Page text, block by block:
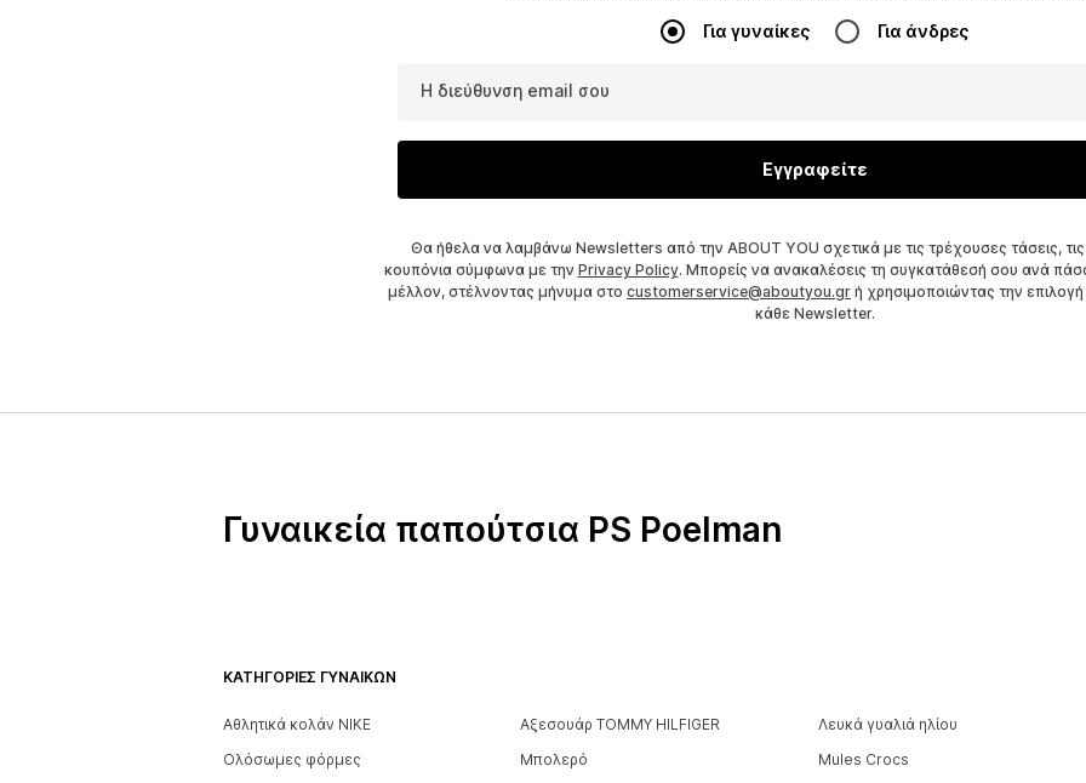
Για γυναίκες Για άνδρες
Η διεύθυνση email σου
Εγγραφείτε
Θα ήθελα να λαμβάνω Newsletters από την ABOUT YOU σχετικά με τις τρέχουσες τάσεις,
κουπόνια σύμφωνα με την Privacy Policy. Μπορείς να ανακαλέσεις τη συγκατάθεσή σου ανά
μέλλον, στέλνοντας μήνυμα στο customerservice@aboutyou.gr ή χρησιμοποιώντας την
κάθε Newsletter.
ΚΑΤΗΓΟΡΊΕΣ ΓΥΝΑΙΚΏΝ
Αθλητικά κολάν NIKE Αξεσουάρ TOMMY HILFIGER Λευκά γυαλιά ηλίου
Ολόσωμες φόρμες
Μπολερό Mules Crocs
Γυναικεία παπούτσια PS Poelman